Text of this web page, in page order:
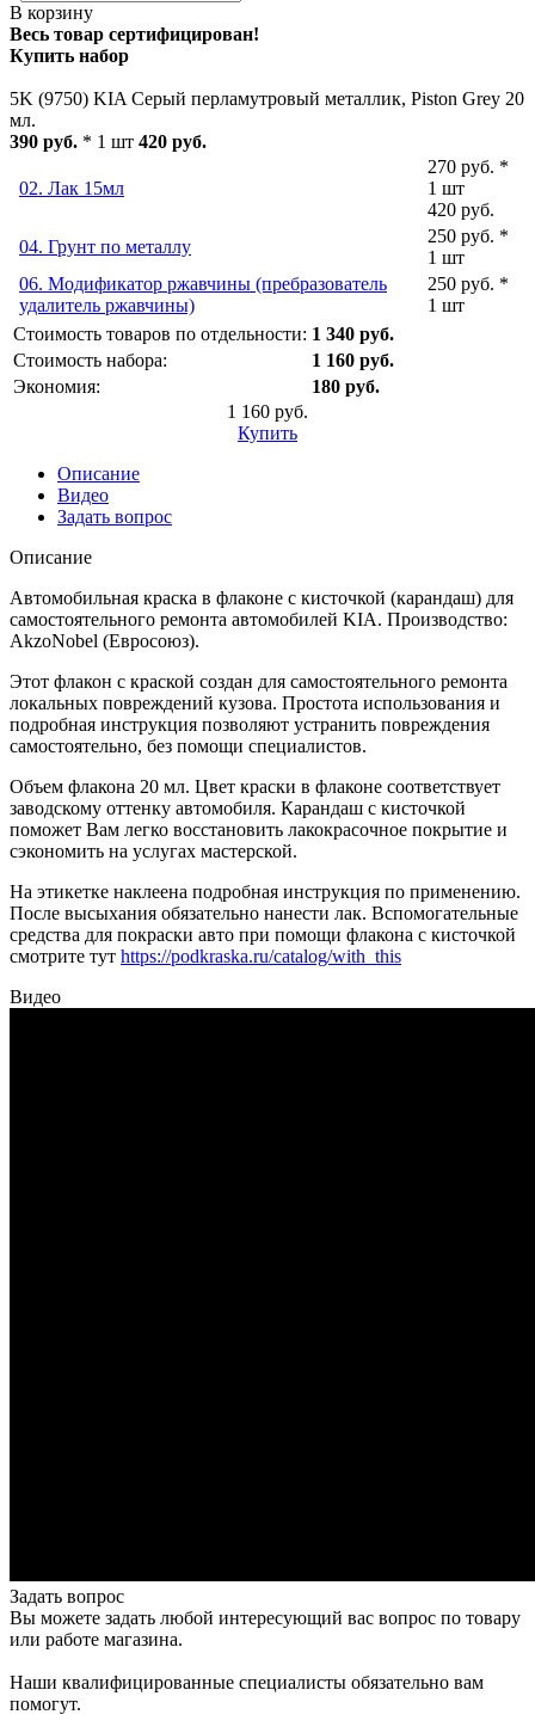
В корзину
Весь товар сертифицирован!
Купить набор
5K (9750) KIA Серый перламутровый металлик, Piston Grey 20
мл.
390 руб. * 1 шт 420 руб.
02. Лак 15мл
270 руб. *
1 шт
420 руб.
04. Грунт по металлу
250 руб. *
1 шт
06. Модификатор ржавчины (пребразователь
удалитель ржавчины)
250 руб. *
1 шт
Стоимость товаров по отдельности: 1 340 руб.
Стоимость набора:
1 160 руб.
Экономия:
180 руб.
1 160 руб.
Купить
Описание
Видео
Задать вопрос
Описание
Автомобильная краска в флаконе с кисточкой (карандаш) для
самостоятельного ремонта автомобилей KIA. Производство:
AkzoNobel (Евросоюз).
Этот флакон с краской создан для самостоятельного ремонта
локальных повреждений кузова. Простота использования и
подробная инструкция позволяют устранить повреждения
самостоятельно, без помощи специалистов.
Объем флакона 20 мл. Цвет краски в флаконе соответствует
заводскому оттенку автомобиля. Карандаш с кисточкой
поможет Вам легко восстановить лакокрасочное покрытие и
сэкономить на услугах мастерской.
На этикетке наклеена подробная инструкция по применению.
После высыхания обязательно нанести лак. Вспомогательные
средства для покраски авто при помощи флакона с кисточкой
смотрите тут https://podkraska.ru/catalog/with_this
Видео
Задать вопрос
Вы можете задать любой интересующий вас вопрос по товару
или работе магазина.
Наши квалифицированные специалисты обязательно вам
помогут.